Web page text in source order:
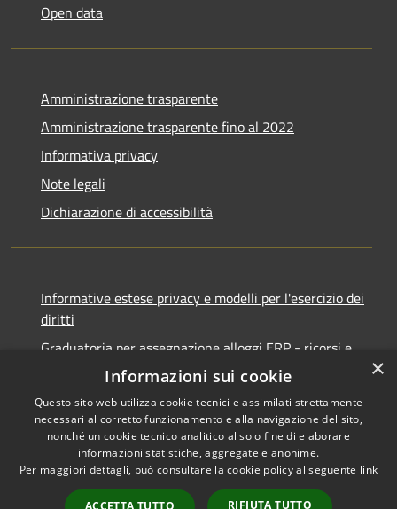
Open data
Amministrazione trasparente
Amministrazione trasparente fino al 2022
Informativa privacy
Note legali
Dichiarazione di accessibilità
Informative estese privacy e modelli per l'esercizio dei
diritti
Graduatoria per assegnazione alloggi ERP - ricorsi e
Accessibilità
Copyright © 2026 • Comune di
Ancona • Powered by
Municipium• Accesso
×
Informazioni sui cookie
Questo sito web utilizza cookie tecnici e assimilati strettamente
necessari al corretto funzionamento e alla navigazione del sito,
nonché un cookie tecnico analitico al solo fine di elaborare
informazioni statistiche, aggregate e anonime.
Per maggiori dettagli, può consultare la cookie policy al seguente link
ACCETTA TUTTO RIFIUTA TUTTO